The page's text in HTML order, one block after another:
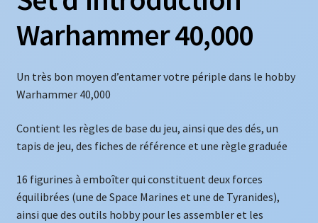
Warhammer 40,000
Un très bon moyen d’entamer votre périple dans le hobby
Warhammer 40,000
Contient les règles de base du jeu, ainsi que des dés, un
tapis de jeu, des fiches de référence et une règle graduée
16 figurines à emboîter qui constituent deux forces
équilibrées (une de Space Marines et une de Tyranides),
ainsi que des outils hobby pour les assembler et les